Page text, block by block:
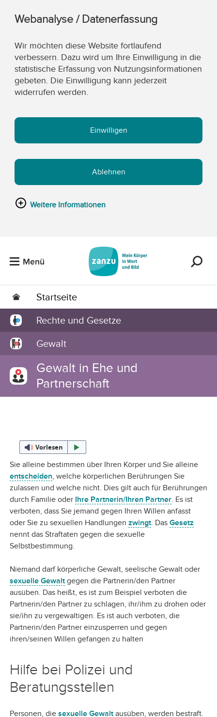
Webanalyse / Datenerfassung
Wir möchten diese Website fortlaufend
verbessern. Dazu wird um Ihre Einwilligung in die
statistische Erfassung von Nutzungsinformationen
gebeten. Die Einwilligung kann jederzeit
widerrufen werden.
Einwilligen
Ablehnen
Weitere Informationen
Menü
Startseite
Rechte und Gesetze
Gewalt
Gewalt in Ehe und
Partnerschaft
Vorlesen
Sie alleine bestimmen über Ihren Körper und Sie alleine
entscheiden, welche körperlichen Berührungen Sie
zulassen und welche nicht. Dies gilt auch für Berührungen
durch Familie oder Ihre Partnerin/Ihren Partner. Es ist
verboten, dass Sie jemand gegen Ihren Willen anfasst
oder Sie zu sexuellen Handlungen zwingt. Das Gesetz
nennt das Straftaten gegen die sexuelle
Selbstbestimmung.
Niemand darf körperliche Gewalt, seelische Gewalt oder
sexuelle Gewalt gegen die Partnerin/den Partner
ausüben. Das heißt, es ist zum Beispiel verboten die
Partnerin/den Partner zu schlagen, ihr/ihm zu drohen oder
sie/ihn zu vergewaltigen. Es ist auch verboten, die
Partnerin/den Partner einzusperren und gegen
ihren/seinen Willen gefangen zu halten
Hilfe bei Polizei und
Beratungsstellen
Personen, die sexuelle Gewalt ausüben, werden bestraft.